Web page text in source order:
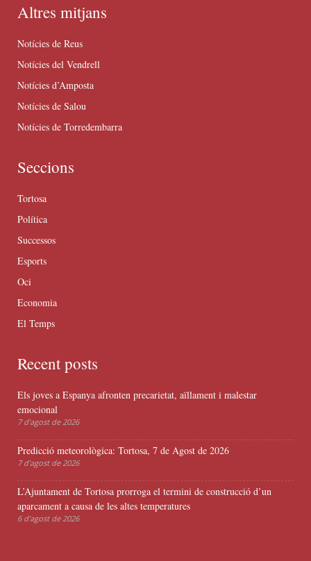
Altres mitjans
Notícies de Reus
Notícies del Vendrell
Notícies d’Amposta
Notícies de Salou
Notícies de Torredembarra
Seccions
Tortosa
Política
Successos
Esports
Oci
Economia
El Temps
Recent posts
Els joves a Espanya afronten precarietat, aïllament i malestar
emocional
7 d'agost de 2026
Predicció meteorològica: Tortosa, 7 de Agost de 2026
7 d'agost de 2026
L’Ajuntament de Tortosa prorroga el termini de construcció d’un
aparcament a causa de les altes temperatures
6 d'agost de 2026